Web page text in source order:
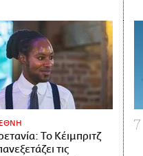
Το Κέιμπριτζ
τις